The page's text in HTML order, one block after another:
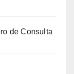
de Consulta